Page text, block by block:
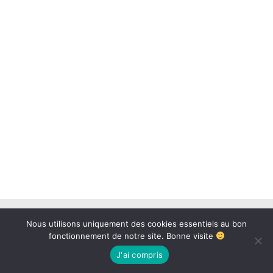
Copyright © 2026 BAB73 | Propulsé par Thème WordPress Astra
Nous utilisons uniquement des cookies essentiels au bon
fonctionnement de notre site. Bonne visite
J'ai compris